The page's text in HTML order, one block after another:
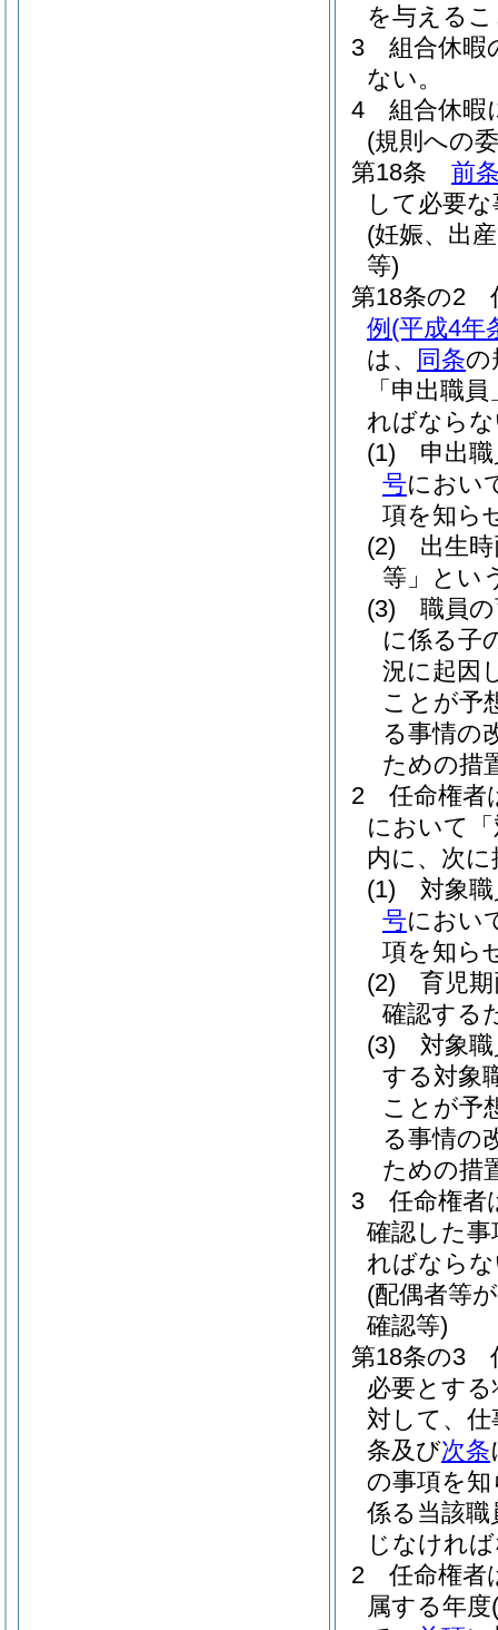
を与える
3
組合休暇
ない。
4
組合休暇
(規則への
第18条
前
して必要
(妊娠、出
等)
第18条の2
例 (平成4年
は、
同条の
「申出職
ればなら
(1)
申出
号におい
項を知ら
(2)
出生
等」とい
(3)
職員
に係る子
況に起因
ことが予
る事情の
ための措
2
任命権者
において
内に、次
(1)
対象
号におい
項を知ら
(2)
育児
確認する
(3)
対象
する対象
ことが予
る事情の
ための措
3
任命権者
確認した
ればなら
(配偶者等
確認等)
第18条の3
必要とす
対して、
条及び次条
の事項を
係る当該
じなけれ
2
任命権者
属する年度